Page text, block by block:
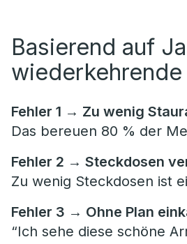
Basierend auf
wiederkehrende
Fehler 1 → Zu wenig
Das bereuen 80 % der
Fehler 2 → Steckdosen
Zu wenig Steckdosen ist
Fehler 3 → Ohne Plan
“Ich sehe diese schöne